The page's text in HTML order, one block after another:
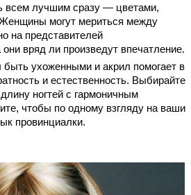
всем лучшим сразу — цветами,
могут мериться между
на представителей
вряд ли произведут впечатление.
быть ухоженными и акрил помогает в
и естественность. Выбирайте
ногтей с гармоничным
чтобы по одному взгляду на ваши
провинциалки.